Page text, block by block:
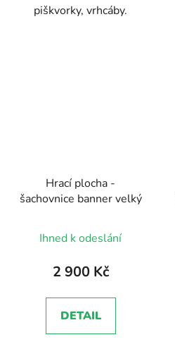
piškvorky, vrhcáby.
Hrací plocha -
šachovnice banner velký
hodnocení
produktu
5,0
z
Ihned k odeslání
2 900 Kč
DETAIL